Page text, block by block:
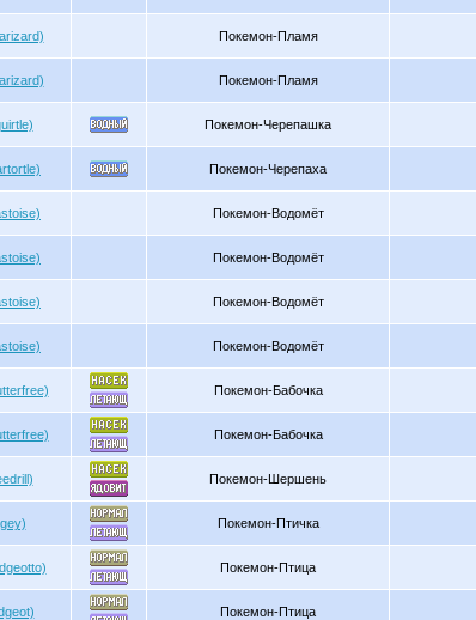
Покемон-Пламя
Покемон-Пламя
Покемон-Черепашка
Покемон-Черепаха
Покемон-Водомёт
Покемон-Водомёт
Покемон-Водомёт
Покемон-Водомёт
Покемон-Бабочка
Покемон-Бабочка
Покемон-Шершень
Покемон-Птичка
Покемон-Птица
Покемон-Птица